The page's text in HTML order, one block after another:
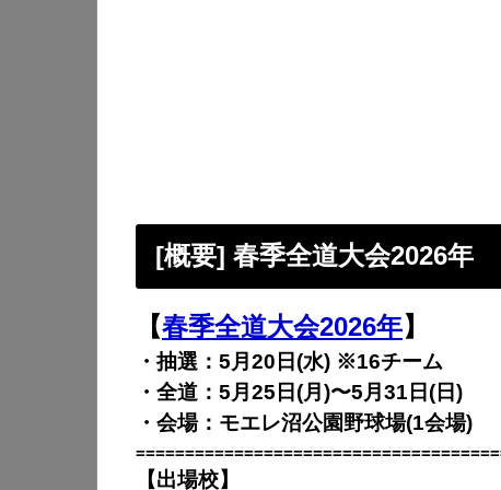
[概要] 春季全道大会2026年
【春季全道大会2026年】
・抽選：5月20日(水) ※16チーム
・全道：5月25日(月)〜5月31日(日)
・会場：モエレ沼公園野球場(1会場)
【出場校】